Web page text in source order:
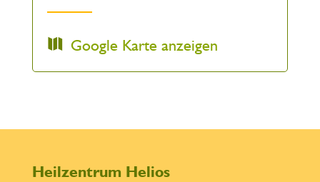
Google Karte anzeigen
Heilzentrum Helios